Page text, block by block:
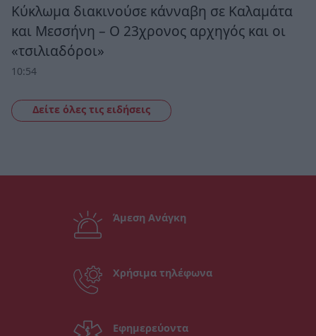
Κύκλωμα διακινούσε κάνναβη σε Καλαμάτα
και Μεσσήνη – Ο 23χρονος αρχηγός και οι
«τσιλιαδόροι»
10:54
Δείτε όλες τις ειδήσεις
Άμεση Ανάγκη
Χρήσιμα τηλέφωνα
Εφημερεύοντα